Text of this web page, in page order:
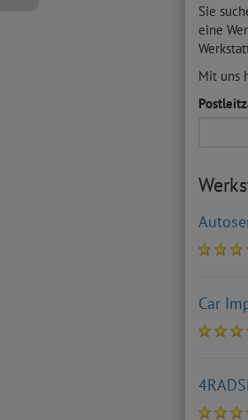
Sie
eine
Mit uns
Car